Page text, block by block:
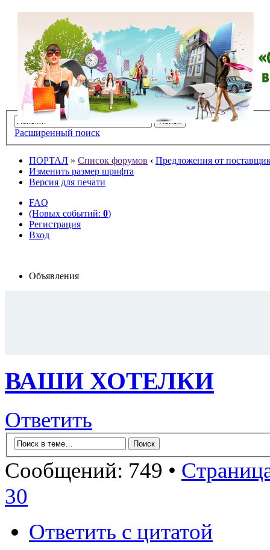
Расширенный поиск
ПОРТАЛ » Список форумов ‹ Предложения от
Изменить размер шрифта
Версия для печати
FAQ
(Новых событий: 0)
Регистрация
Вход
Объявления
ВАШИ ХОТЕЛКИ
Ответить
Сообщений: 749 •
30
Ответить с цитатой